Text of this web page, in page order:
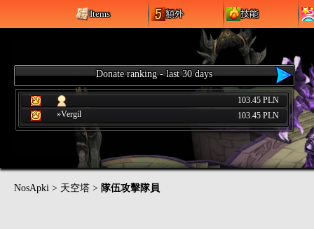
Items 額外 技能
Donate ranking - last 30 days
103.45 PLN
»Vergil
103.45 PLN
NosApki > 天空塔 > 隊伍攻擊隊員